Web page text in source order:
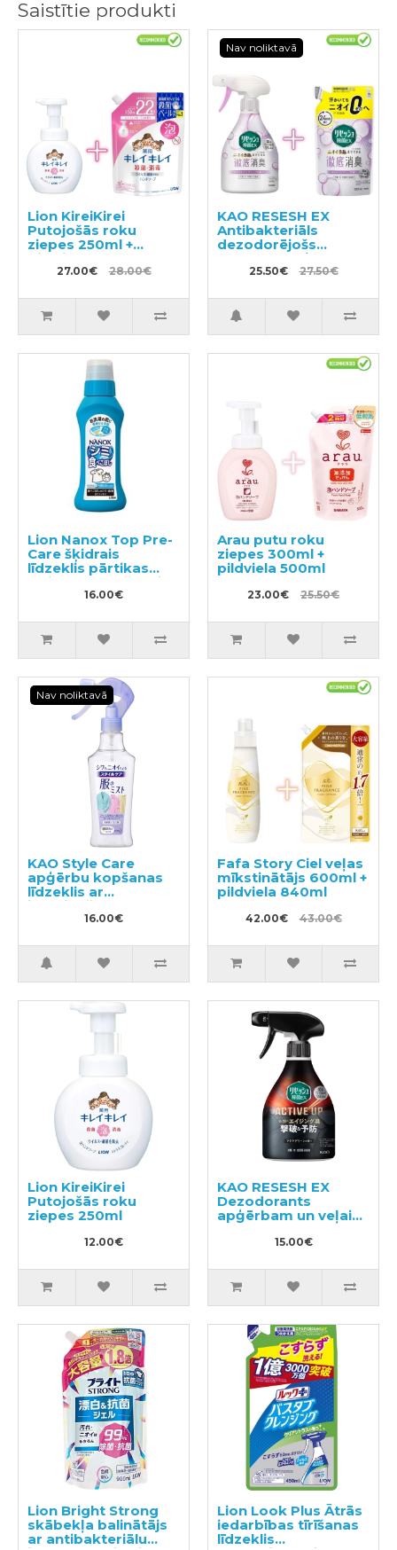
Saistītie produkti
Lion KireiKirei
Putojošās roku
ziepes 250ml +
pildviela 450ml
27.00€ 28.00€
Nav noliktavā
KAO RESESH EX
Antibakteriāls
dezodorējošs
aerosols apģērbam
un veļai, ziepju
pildviela 320ml
25.50€ 27.50€
Lion Nanox Top Pre-
Care šķidrais
līdzeklis pārtikas
traipu noņemšanai
no apģērba 160g
16.00€
Arau putu roku
ziepes 300ml +
pildviela 500ml
23.00€ 25.50€
Nav noliktavā
KAO Style Care
apģērbu kopšanas
līdzeklis ar
izlīdzinošu un
antistatisku efektu
16.00€
Fafa Story Ciel veļas
mīkstinātājs 600ml +
pildviela 840ml
42.00€ 43.00€
Lion KireiKirei
Putojošās roku
ziepes 250ml
12.00€
KAO RESESH EX
Dezodorants
apģērbam un veļai
15.00€
Lion Bright Strong
skābekļa balinātājs
ar antibakteriālu
Lion Look Plus Ātrās
iedarbības tīrīšanas
līdzeklis